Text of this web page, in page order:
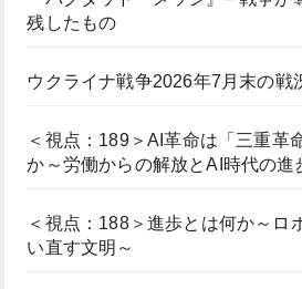
残したもの
ウクライナ戦争2026年7月末の戦
＜視点：189＞AI革命は「三重革
か～労働からの解放とAI時代の進
＜視点：188＞進歩とは何か～ロ
い直す文明～